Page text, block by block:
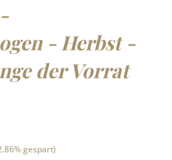
- Herbst -
der Vorrat
Preis:gespart)